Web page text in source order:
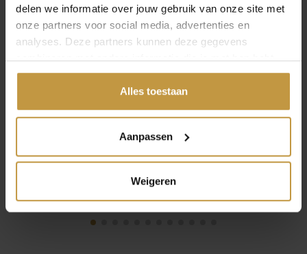
delen we informatie over jouw gebruik van onze site met
onze partners voor social media, advertenties en
analyses. Deze partners kunnen deze gegevens
combineren met andere informatie die je met hen hebt
gedeeld of die ze hebben verzameld via jouw gebruik van
Alles toestaan
Aanpassen
Weigeren
werkdag
werkdag